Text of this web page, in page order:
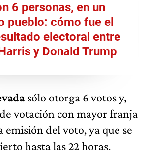
6 personas, en un
pueblo: cómo fue el
electoral entre
y Donald Trump
sólo otorga 6 votos y,
votación con mayor franja
emisión del voto, ya que se
hasta las 22 horas.